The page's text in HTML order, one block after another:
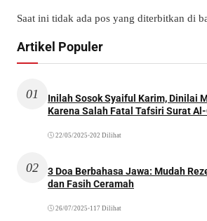
Saat ini tidak ada pos yang diterbitkan di
Artikel Populer
01
Inilah Sosok Syaiful Karim, Dinilai
Karena Salah Fatal Tafsiri Surat
22/05/2025 •202 Dilihat
02
3 Doa Berbahasa Jawa: Mudah
dan Fasih Ceramah
26/07/2025 •117 Dilihat